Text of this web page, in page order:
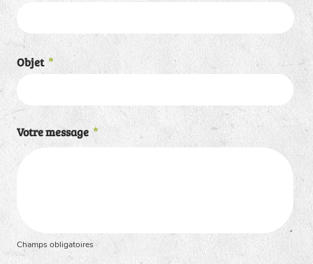
Objet *
Votre message *
Champs obligatoires